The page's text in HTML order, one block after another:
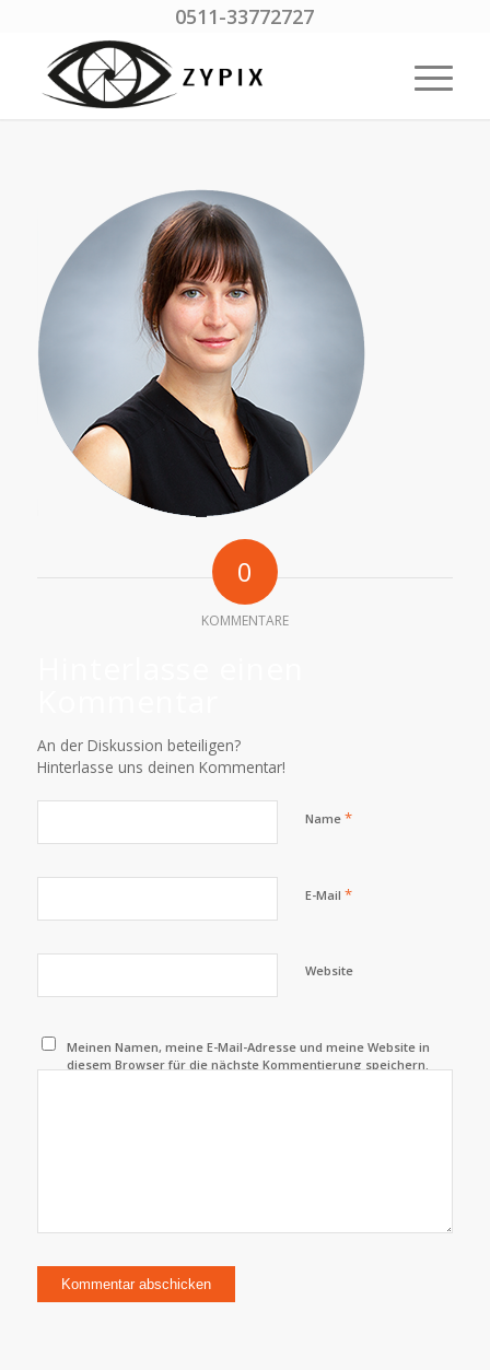
0511-33772727
0
KOMMENTARE
An der Diskussion beteiligen?
Hinterlasse uns deinen Kommentar!
Name *
E-Mail *
Website
Meinen Namen, meine E-Mail-Adresse und meine Website in
diesem Browser für die nächste Kommentierung speichern.